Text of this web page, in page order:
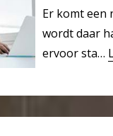
Er komt een
wordt daar
ervoor sta…